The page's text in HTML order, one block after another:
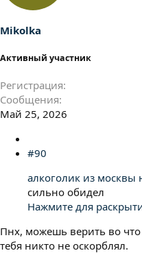
Mikolka
Активный участник
Регистрация
Сообщения
Май 25, 2026
#90
алкоголик из москвы
сильно обидел
Нажмите для
Пнх, можешь верить во
тебя никто не оскорблял.